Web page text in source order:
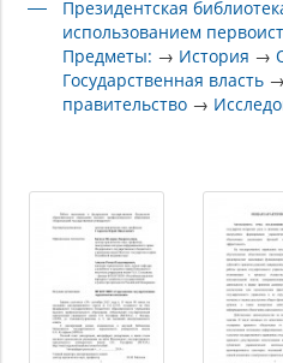
Президентская
использованием
Предметы: → История →
Государственная власть
правительство →